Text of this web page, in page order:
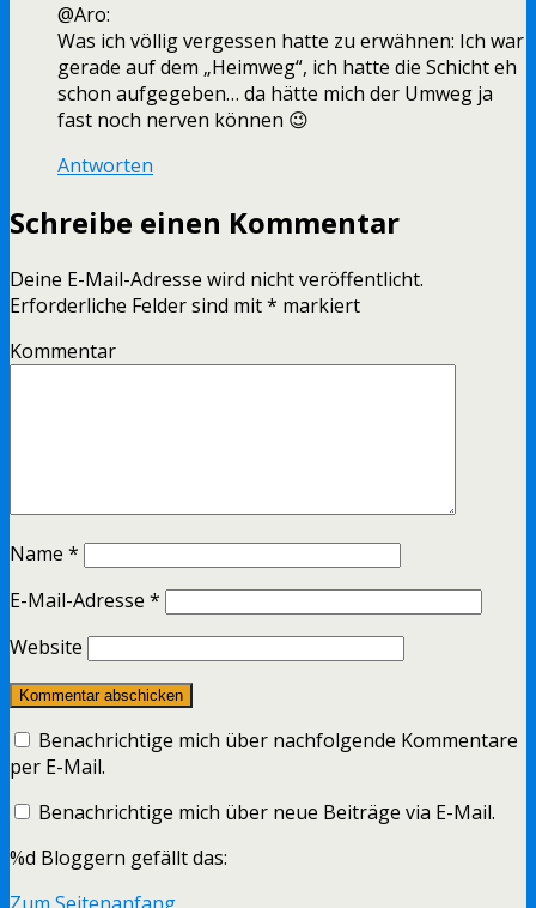
@Aro:
Was ich völlig vergessen hatte zu erwähnen: Ich war
gerade auf dem „Heimweg“, ich hatte die Schicht eh
schon aufgegeben… da hätte mich der Umweg ja
fast noch nerven können 😉
Antworten
Schreibe einen Kommentar
Deine E-Mail-Adresse wird nicht veröffentlicht.
Erforderliche Felder sind mit* markiert
Kommentar
Name *
E-Mail-Adresse *
Website
Benachrichtige mich über nachfolgende Kommentare
per E-Mail.
Benachrichtige mich über neue Beiträge via E-Mail.
%d Bloggern gefällt das: